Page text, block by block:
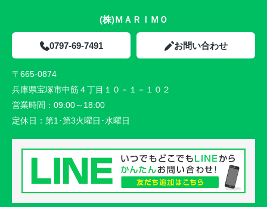
(株)ＭＡＲＩＭＯ
0797-69-7491 お問い合わせ
〒665-0874
兵庫県宝塚市中筋４丁目１０－１－１０２
営業時間： 09:00～18:00
定休日： 第1･第3火曜日･水曜日